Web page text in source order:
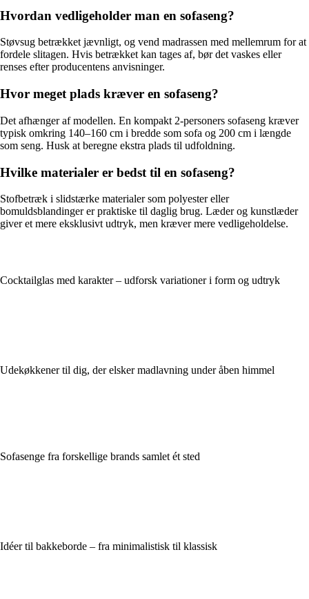
Hvordan vedligeholder man en sofaseng?
Støvsug betrækket jævnligt, og vend madrassen med mellemrum for at
fordele slitagen. Hvis betrækket kan tages af, bør det vaskes eller
renses efter producentens anvisninger.
Hvor meget plads kræver en sofaseng?
Det afhænger af modellen. En kompakt 2-personers sofaseng kræver
typisk omkring 140–160 cm i bredde som sofa og 200 cm i længde
som seng. Husk at beregne ekstra plads til udfoldning.
Hvilke materialer er bedst til en sofaseng?
Stofbetræk i slidstærke materialer som polyester eller
bomuldsblandinger er praktiske til daglig brug. Læder og kunstlæder
giver et mere eksklusivt udtryk, men kræver mere vedligeholdelse.
Cocktailglas med karakter – udforsk variationer i form og udtryk
Udekøkkener til dig, der elsker madlavning under åben himmel
Sofasenge fra forskellige brands samlet ét sted
Idéer til bakkeborde – fra minimalistisk til klassisk